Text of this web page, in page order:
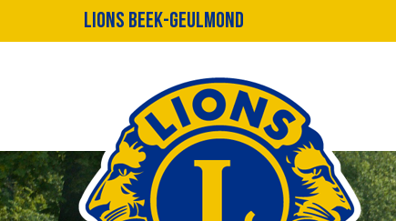
Lions Beek-Geulmond